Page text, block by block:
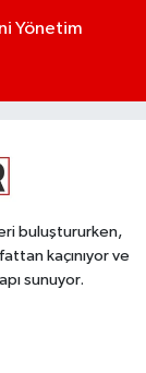
Yönetim
buluştururken,
kaçınıyor ve
sunuyor.